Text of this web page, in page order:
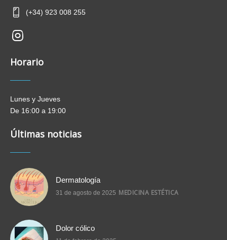
(+34) 923 008 255
new-
insta
Horario
Lunes y Jueves
De 16:00 a 19:00
Últimas noticias
MEDICINA ESTÉTICA
31 de agosto de 2025
Dermatología
Dolor cólico